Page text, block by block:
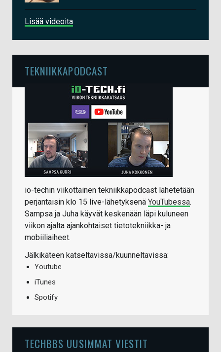
Lisää videoita
TEKNIIKKAPODCAST
io-techin viikottainen tekniikkapodcast lähetetään
perjantaisin klo 15 live-lähetyksenä YouTubessa.
Sampsa ja Juha käyvät keskenään läpi kuluneen
viikon ajalta ajankohtaiset tietotekniikka- ja
mobiiliaiheet.
Jälkikäteen katseltavissa/kuunneltavissa:
Youtube
iTunes
Spotify
TECHBBS UUSIMMAT VIESTIT